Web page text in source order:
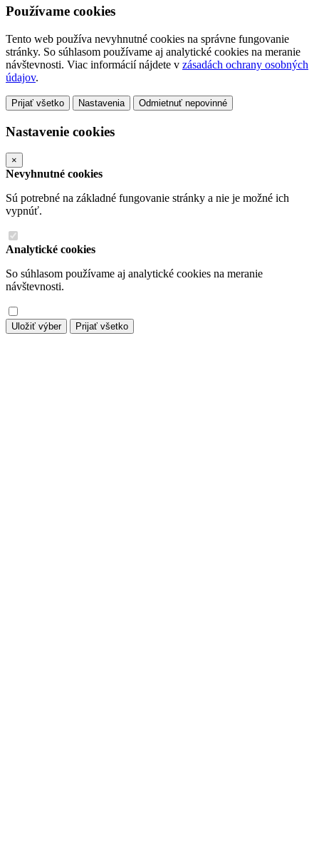
Používame cookies
Tento web používa nevyhnutné cookies na správne fungovanie
stránky. So súhlasom používame aj analytické cookies na meranie
návštevnosti. Viac informácií nájdete v zásadách ochrany osobných
údajov.
Prijať všetko Nastavenia Odmietnuť nepovinné
Nastavenie cookies
×
Nevyhnutné cookies
Sú potrebné na základné fungovanie stránky a nie je možné ich
vypnúť.
Analytické cookies
So súhlasom používame aj analytické cookies na meranie
návštevnosti.
Uložiť výber Prijať všetko